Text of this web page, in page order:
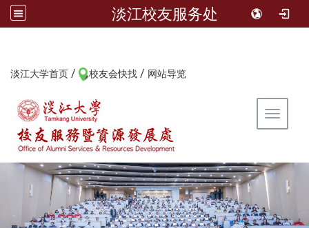
淡江校友服务处
淡江大学首页 / 校友会快找 / 网站导览
Toggle